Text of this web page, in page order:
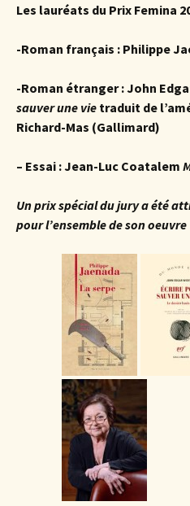
Les lauréats du Prix Femina
-Roman français : Philippe
-Roman étranger : John
sauver une vie traduit de
Richard-Mas (Gallimard)
– Essai : Jean-Luc Coatalem
Un prix spécial du jury a été
pour l’ensemble de son oeuvre